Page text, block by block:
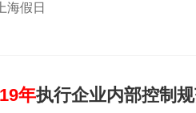
海假日
年执行企业内部控制